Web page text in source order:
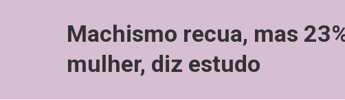
Machismo recua, mas
mulher, diz estudo